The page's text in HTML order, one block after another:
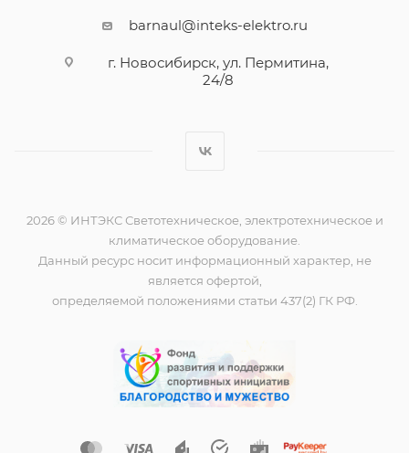
barnaul@inteks-elektro.ru
г. Новосибирск, ул. Пермитина,
24/8
2026 © ИНТЭКС Светотехническое, электротехническое и
климатическое оборудование.
Данный ресурс носит информационный характер, не
является офертой,
определяемой положениями статьи 437(2) ГК РФ.